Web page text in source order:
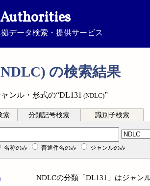
データ検索・提供サービス
の検索結果
ンル・形式の“DL131 (NDLC)”
索 分類記号検索 識別子検索
名称のみ 普通件名のみ ジャンルのみ
NDLCの分類「DL131」はジャン